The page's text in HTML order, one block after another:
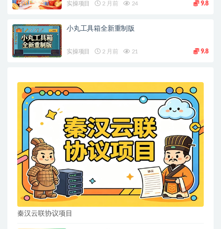
实操项目 2 月前 24 9.8
小丸工具箱全新重制版
实操项目 2 月前 21 9.8
秦汉云联协议项目